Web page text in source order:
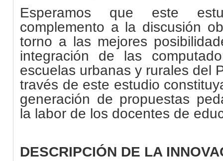
Esperamos que este
complemento a la discusión
torno a las mejores
integración de las
escuelas urbanas y rurales del
través de este estudio
generación de propuestas
la labor de los docentes de
DESCRIPCIÓN DE LA